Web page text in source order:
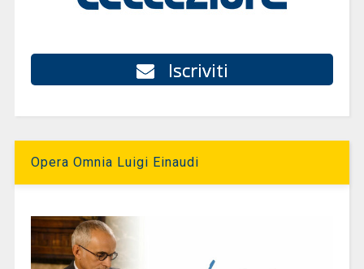
Iscriviti
Opera Omnia Luigi Einaudi